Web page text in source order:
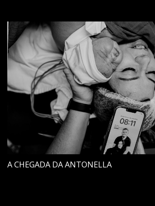
A CHEGADA DA ANTONELLA